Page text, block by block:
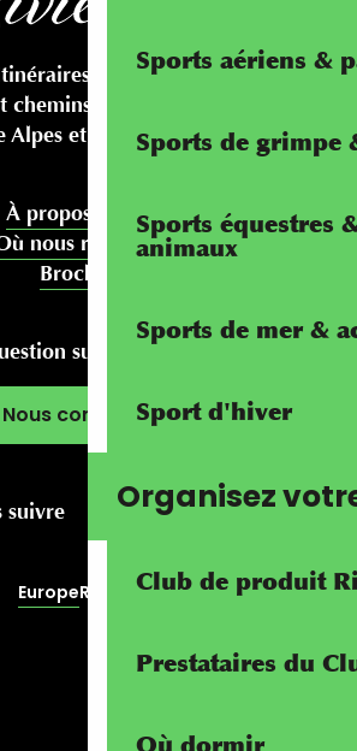
Sports aériens &
Sports de grimpe
Sports équestres
animaux
Sports de mer &
Sport d'hiver
Organisez
Club de produit
Prestataires du
Où dormir
cyclables
chemins pédestres
Alpes et Méditerranée
À propos de nous
nous rencontrer
Brochures
sur votre séjour ?
Nous contacter
suivre
EuropeRivierALP